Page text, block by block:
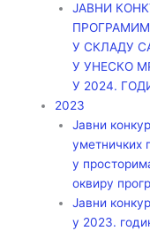
ЈАВНИ
У СКЛАДУ
У УНЕСКО
У 2024.
2023
Јавни
уметничких
у
оквиру
Јавни
у 2023.